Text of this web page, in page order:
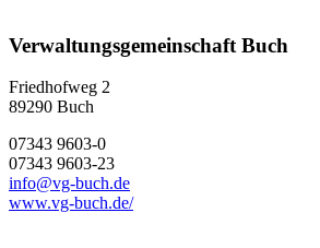
Verwaltungsgemeinschaft Buch
Friedhofweg 2
89290 Buch
07343 9603-0
07343 9603-23
info@vg-buch.de
www.vg-buch.de/